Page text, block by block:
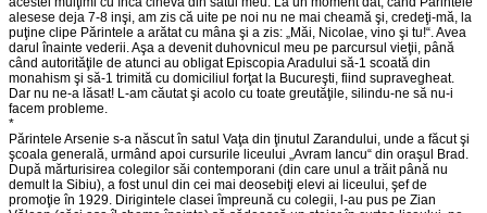
alesese deja 7-8 inşi, am zis că uite pe noi nu ne mai cheamă şi, credeţi-mă, la
puţine clipe Părintele a arătat cu mâna şi a zis: „Măi, Nicolae, vino şi tu!“. Avea
darul înainte vederii. Aşa a devenit duhovnicul meu pe parcursul vieţii, până
când autorităţile de atunci au obligat Episcopia Aradului să-1 scoată din
monahism şi să-1 trimită cu domiciliul forţat la Bucureşti, fiind supravegheat.
Dar nu ne-a lăsat! L-am căutat şi acolo cu toate greutăţile, silindu-ne să nu-i
facem probleme.
*
Părintele Arsenie s-a născut în satul Vaţa din ţinutul Zarandului, unde a făcut şi
şcoala generală, urmând apoi cursurile liceului „Avram Iancu“ din oraşul Brad.
După mărturisirea colegilor săi contemporani (din care unul a trăit până nu
demult la Sibiu), a fost unul din cei mai deosebiţi elevi ai liceului, şef de
promoţie în 1929. Dirigintele clasei împreună cu colegii, l-au pus pe Zian